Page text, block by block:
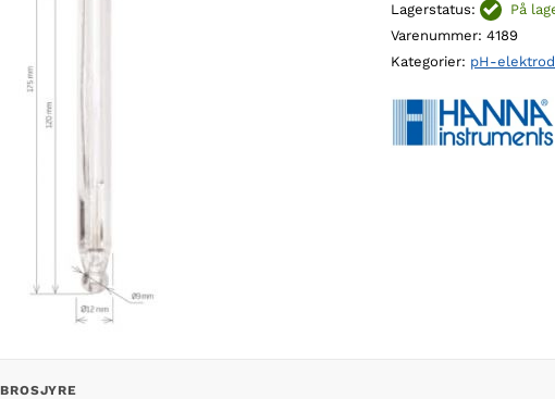
elektrode
antall
Lagerstatus:
På
Varenummer:4189
Kategorier: pH-
BROSJYRE